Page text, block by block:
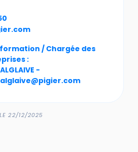
/ Chargée des
:
-
22/12/2025